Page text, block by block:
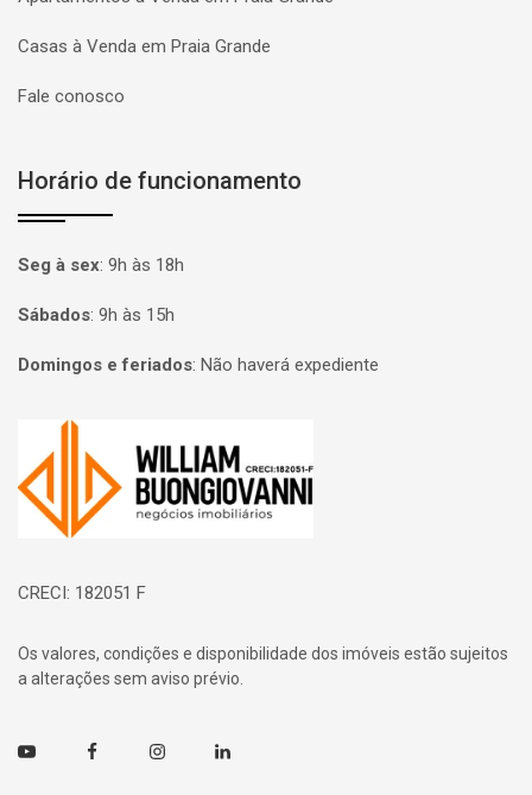
Casas à Venda em Praia Grande
Fale conosco
Horário de funcionamento
Seg à sex: 9h às 18h
Sábados: 9h às 15h
Domingos e feriados: Não haverá expediente
Página inicial
CRECI: 182051 F
Os valores, condições e disponibilidade dos imóveis estão sujeitos
a alterações sem aviso prévio.
Youtube FacebookInstagramLinkedin